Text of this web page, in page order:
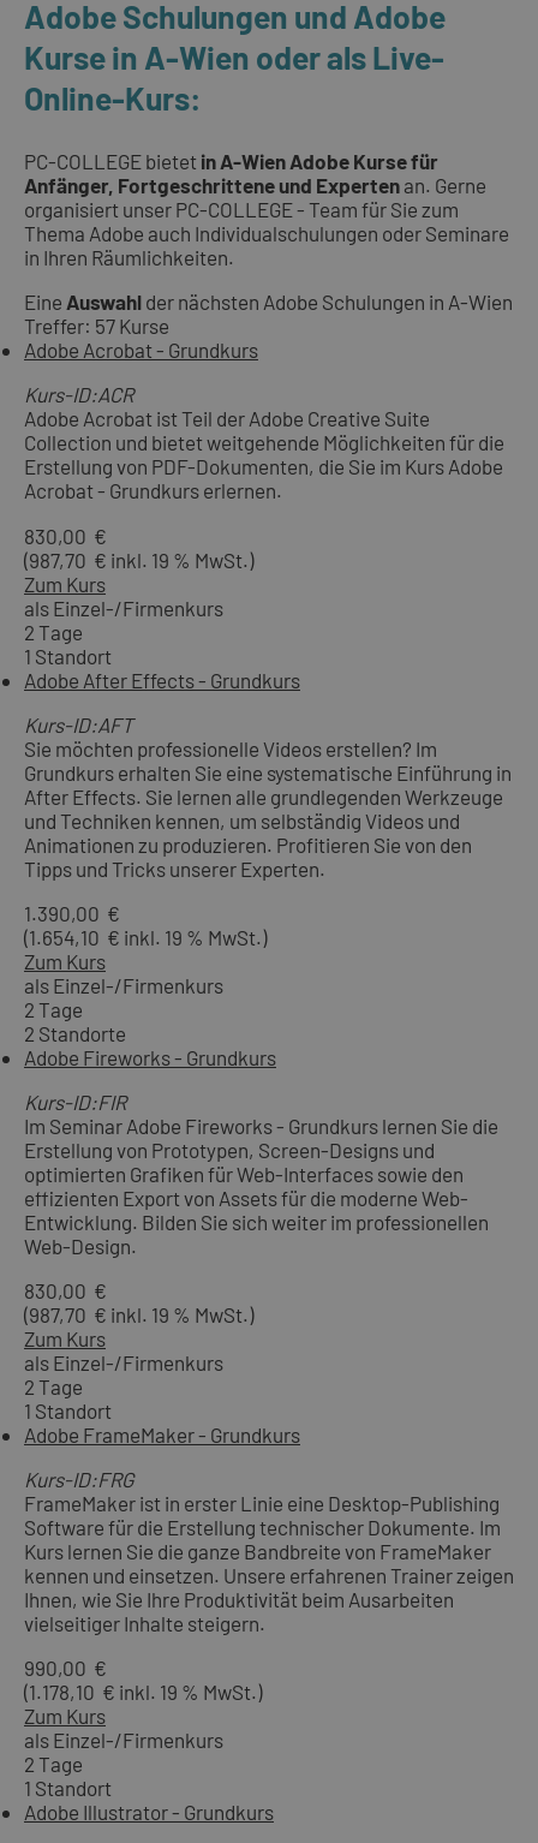
Adobe Schulungen und Adobe
Kurse in A-Wien oder als Live-
Online-Kurs:
PC-COLLEGE bietet in A-Wien Adobe Kurse für
Anfänger, Fortgeschrittene und Experten an. Gerne
organisiert unser PC-COLLEGE - Team für Sie zum
Thema Adobe auch Individualschulungen oder Seminare
in Ihren Räumlichkeiten.
Eine Auswahl der nächsten Adobe Schulungen in A-Wien
Treffer: 57 Kurse
Adobe Acrobat - Grundkurs
Kurs-ID:ACR
Adobe Acrobat ist Teil der Adobe Creative Suite
Collection und bietet weitgehende Möglichkeiten für die
Erstellung von PDF-Dokumenten, die Sie im Kurs Adobe
Acrobat - Grundkurs erlernen.
830,00 €
(987,70 € inkl. 19 % MwSt.)
Zum Kurs
als Einzel-/Firmenkurs
2 Tage
1 Standort
Adobe After Effects - Grundkurs
Kurs-ID:AFT
Sie möchten professionelle Videos erstellen? Im
Grundkurs erhalten Sie eine systematische Einführung in
After Effects. Sie lernen alle grundlegenden Werkzeuge
und Techniken kennen, um selbständig Videos und
Animationen zu produzieren. Profitieren Sie von den
Tipps und Tricks unserer Experten.
1.390,00 €
(1.654,10 € inkl. 19 % MwSt.)
Zum Kurs
als Einzel-/Firmenkurs
2 Tage
2 Standorte
Adobe Fireworks - Grundkurs
Kurs-ID:FIR
Im Seminar Adobe Fireworks - Grundkurs lernen Sie die
Erstellung von Prototypen, Screen-Designs und
optimierten Grafiken für Web-Interfaces sowie den
effizienten Export von Assets für die moderne Web-
Entwicklung. Bilden Sie sich weiter im professionellen
Web-Design.
830,00 €
(987,70 € inkl. 19 % MwSt.)
Zum Kurs
als Einzel-/Firmenkurs
2 Tage
1 Standort
Adobe FrameMaker - Grundkurs
Kurs-ID:FRG
FrameMaker ist in erster Linie eine Desktop-Publishing
Software für die Erstellung technischer Dokumente. Im
Kurs lernen Sie die ganze Bandbreite von FrameMaker
kennen und einsetzen. Unsere erfahrenen Trainer zeigen
Ihnen, wie Sie Ihre Produktivität beim Ausarbeiten
vielseitiger Inhalte steigern.
990,00 €
(1.178,10 € inkl. 19 % MwSt.)
Zum Kurs
als Einzel-/Firmenkurs
2 Tage
1 Standort
Adobe Illustrator - Grundkurs